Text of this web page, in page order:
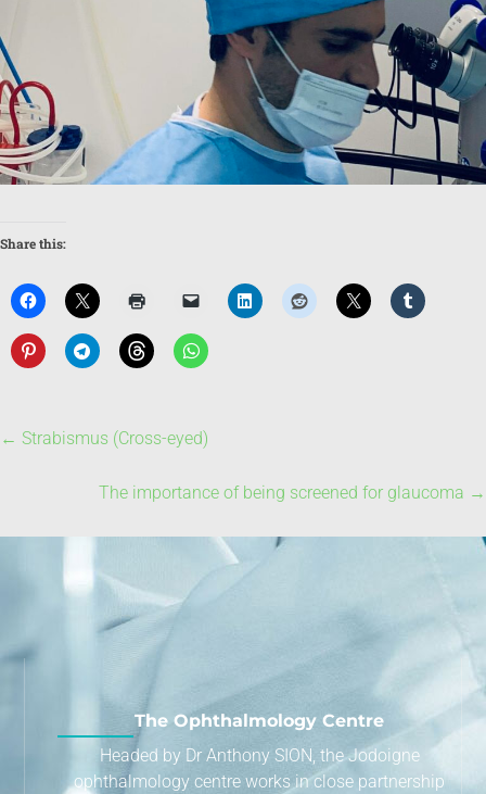
Share this:
← Strabismus (Cross-eyed)
The importance of being screened for glaucoma →
The Ophthalmology Centre
Headed by Dr Anthony SION, the Jodoigne
ophthalmology centre works in close partnership